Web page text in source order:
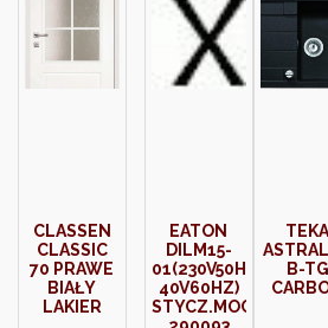
CLASSEN
CLASSIC
70 PRAWE
BIAŁY
LAKIER
EATON
DILM15-
01(230V50HZ,2
40V60HZ)
STYCZ.MOCY
TEKA
B-TG